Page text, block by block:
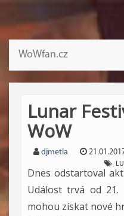
WoWfan.cz
Lunar
WoW
djmetla
Dnes odstartoval
Událost trvá od 21.
mohou získat nové